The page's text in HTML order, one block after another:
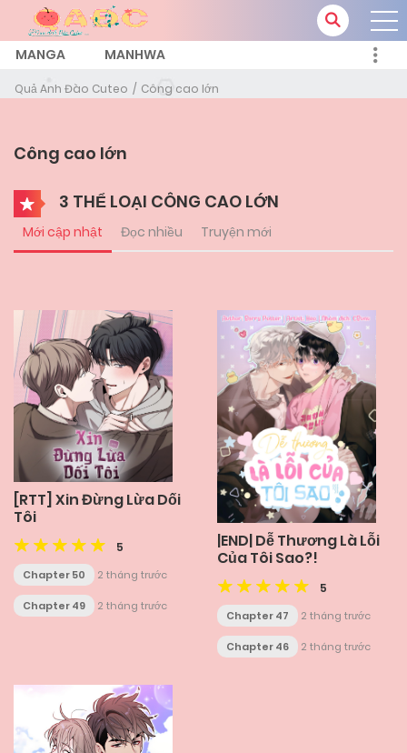
MANGA MANHWA
Quả Anh Đào Cuteo Công cao lớn
Công cao lớn
3 THỂ LOẠI CÔNG CAO LỚN
Mới cập nhật Đọc nhiều Truyện mới
[RTT] Xin Đừng Lừa Dối
Tôi
5
Chapter 50 2 tháng trước
Chapter 49 2 tháng trước
|END| Dễ Thương Là Lỗi
Của Tôi Sao?!
5
Chapter 47 2 tháng trước
Chapter 46 2 tháng trước